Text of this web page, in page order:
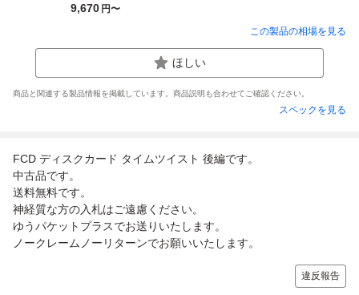
9,670 円〜
この製品の相場を見る
ほしい
商品と関連する製品情報を掲載しています。商品説明も合わせてご確認ください。
スペックを見る
FCD ディスクカード タイムツイスト 後編です。
中古品です。
送料無料です。
神経質な方の入札はご遠慮ください。
ゆうパケットプラスでお送りいたします。
ノークレームノーリターンでお願いいたします。
違反報告